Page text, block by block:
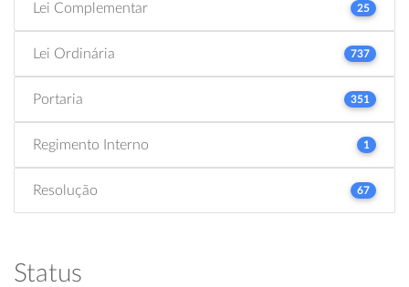
Lei Complementar 25
Lei Ordinária 737
Portaria 351
Regimento Interno 1
Resolução 67
Status